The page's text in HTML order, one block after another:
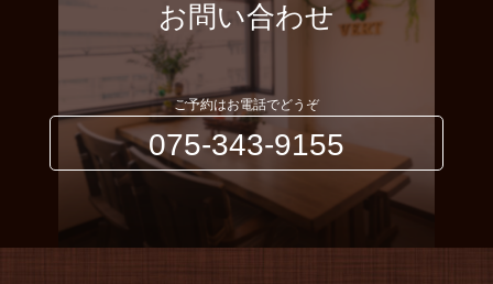
お問い合わせ
ご予約はお電話でどうぞ
075-343-9155